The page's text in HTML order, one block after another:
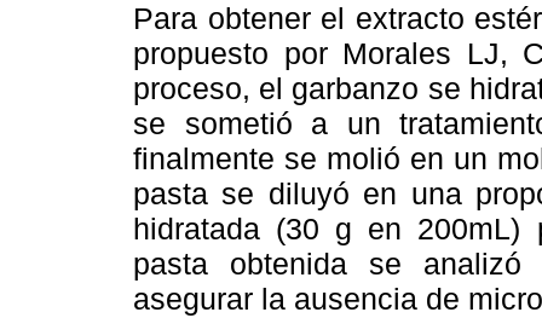
Para obtener el extracto
propuesto por Morales LJ,
proceso, el garbanzo se
se sometió a un
finalmente se molió en un
pasta se diluyó en una
hidratada (30 g en 200mL)
pasta obtenida se
asegurar la ausencia de